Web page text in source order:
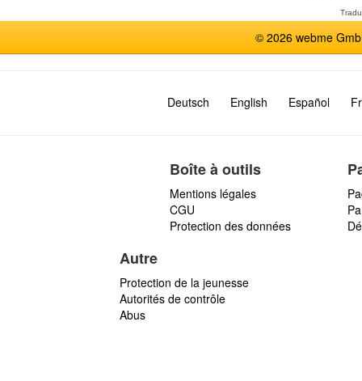
© 2026 webme
Deutsch English Español
Boîte à outils
Mentions légales
CGU
Protection des données
Autre
Protection de la jeunesse
Autorités de contrôle
Abus